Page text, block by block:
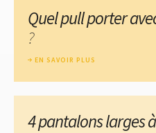
Quel pull porter
?
EN SAVOIR PLUS
4 pantalons larges à